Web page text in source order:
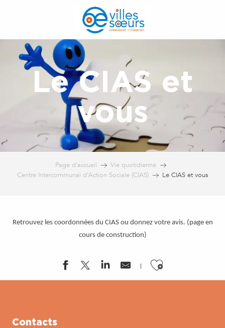
principal
Le CIAS et
vous
Page d’accueil
Vie quotidienne
Centre Intercommunal d’Action Sociale (CIAS)
Le CIAS et vous
Retrouvez les coordonnées du CIAS ou donnez votre avis. (page en
cours de construction)
Ajouter
Contacts